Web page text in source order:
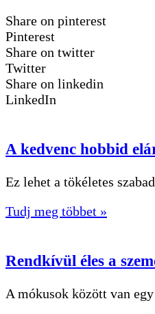
Share on pinterest
Pinterest
Share on twitter
Twitter
Share on linkedin
LinkedIn
A kedvenc hobbid
Ez lehet a tökéletes
Tudj meg többet »
Rendkívül éles a
A mókusok között van